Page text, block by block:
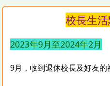
校長生
2023年9月至2024年2月
9月，收到退休校長及好友的